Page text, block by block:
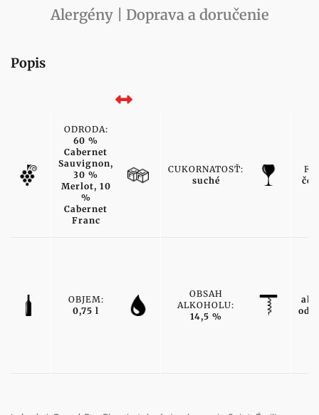
Alergény | Doprava a doručenie
Popis
ODRODA:
60 %
Cabernet
Sauvignon,
30 %
Merlot, 10
%
Cabernet
Franc
CUKORNATOSŤ:
suché
OBJEM:
0,75 l
OBSAH
ALKOHOLU:
14,5 %